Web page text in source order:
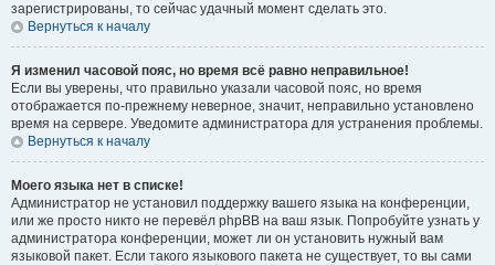
зарегистрированы, то сейчас удачный момент сделать это.
Вернуться к началу
Я изменил часовой пояс, но время всё равно неправильное!
Если вы уверены, что правильно указали часовой пояс, но время
отображается по-прежнему неверное, значит, неправильно установлено
время на сервере. Уведомите администратора для устранения проблемы.
Вернуться к началу
Моего языка нет в списке!
Администратор не установил поддержку вашего языка на конференции,
или же просто никто не перевёл phpBB на ваш язык. Попробуйте узнать у
администратора конференции, может ли он установить нужный вам
языковой пакет. Если такого языкового пакета не существует, то вы сами